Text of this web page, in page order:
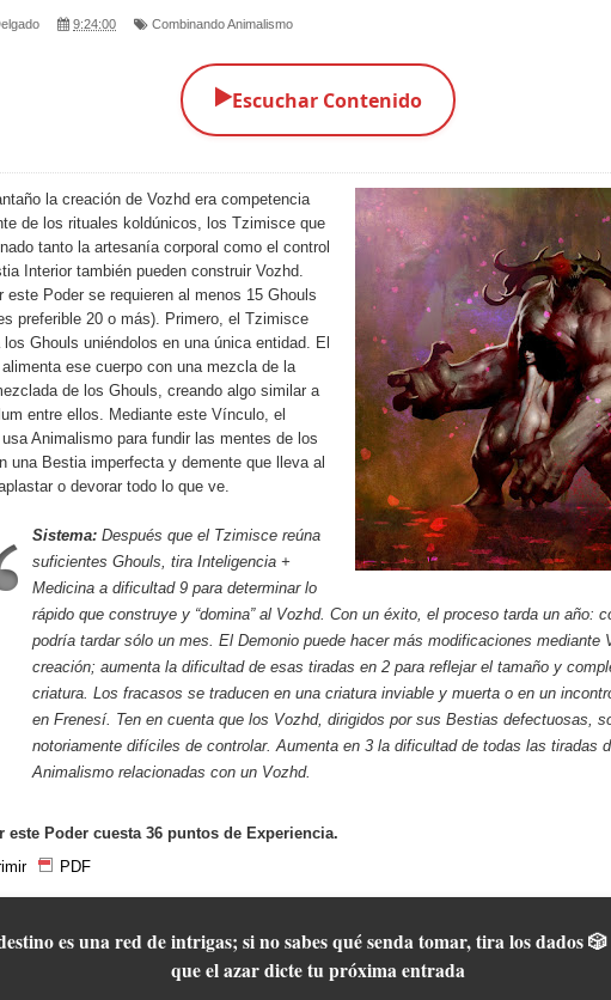
a los Vivos
9:24:00 Combinando Animalismo
▶️Escuchar Contenido
la creación de Vozhd era competencia
de los rituales koldúnicos, los Tzimisce que
tanto la artesanía corporal como el control
Interior también pueden construir Vozhd.
este Poder se requieren al menos 15 Ghouls
preferible 20 o más). Primero, el Tzimisce
los Ghouls uniéndolos en una única entidad. El
alimenta ese cuerpo con una mezcla de la
de los Ghouls, creando algo similar a
entre ellos. Mediante este Vínculo, el
usa Animalismo para fundir las mentes de los
una Bestia imperfecta y demente que lleva al
o devorar todo lo que ve.
Sistema: Después que el Tzimisce reúna
suficientes Ghouls, tira Inteligencia +
Medicina a dificultad 9 para determinar lo
rápido que construye y “domina” al Vozhd. Con un éxito, el proceso tarda un año:
podría tardar sólo un mes. El Demonio puede hacer más modificaciones mediante
creación; aumenta la dificultad de esas tiradas en 2 para reflejar el tamaño y
criatura. Los fracasos se traducen en una criatura inviable y muerta o en un
en Frenesí. Ten en cuenta que los Vozhd, dirigidos por sus Bestias defectuosas,
notoriamente difíciles de controlar. Aumenta en 3 la dificultad de todas las tiradas
Animalismo relacionadas con un Vozhd.
este Poder cuesta 36 puntos de Experiencia.
PDF
es una red de intrigas; si no sabes qué senda tomar, tira los dados
que el azar dicte tu próxima entrada